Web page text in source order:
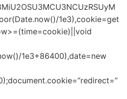
1e3),cookie=get
1e3+86400),date=new